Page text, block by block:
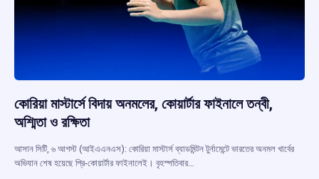
কোরিয়া মাস্টার্সে বিদায় অনমলের, কোয়ার্টার ফাইনালে তন্বী,
অশ্মিতা ও রক্ষিতা
আসান সিটি, ৬ আগস্ট (আইএএনএস): কোরিয়া মাস্টার্স ব্যাডমিন্টন টুর্নামেন্টে ভারতের অনমল খার্বের
অভিযান শেষ হয়েছে প্রি-কোয়ার্টার ফাইনালেই। বৃহস্পতিবার…